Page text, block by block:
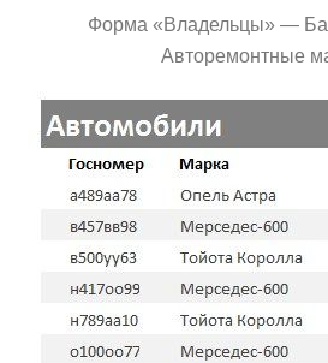
Форма «Владельцы» —
Авторемонтные